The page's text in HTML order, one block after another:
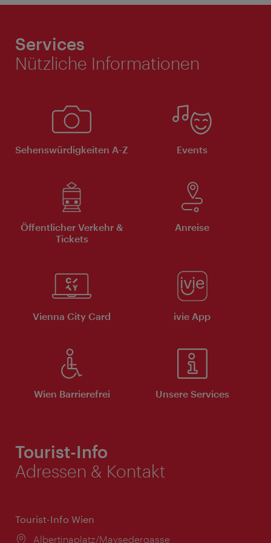
Services
Nützliche Informationen
Sehenswürdigkeiten A-Z Events
Öffentlicher Verkehr &
Tickets
Anreise
Vienna City Card ivie App
Wien Barrierefrei Unsere Services
Tourist-Info
Adressen & Kontakt
Tourist-Info Wien
Ort:
Albertinaplatz/Maysedergasse